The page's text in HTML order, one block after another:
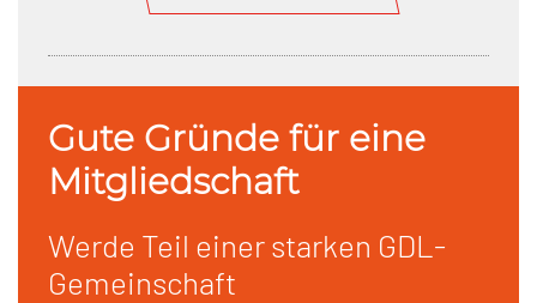
Gute Gründe für eine
Mitgliedschaft
Werde Teil einer starken GDL-
Gemeinschaft